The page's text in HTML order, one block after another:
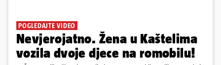
POGLEDAJTE VIDEO
Nevjerojatno. Žena u Kaštelima
vozila dvoje djece na romobilu!